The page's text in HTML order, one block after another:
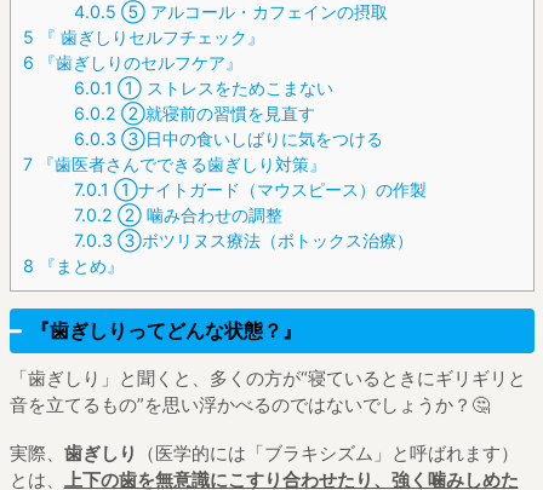
4.0.5 ⑤ アルコール・カフェインの摂取
5 『 歯ぎしりセルフチェック』
6 『歯ぎしりのセルフケア』
6.0.1 ① ストレスをためこまない
6.0.2 ②就寝前の習慣を見直す
6.0.3 ③日中の食いしばりに気をつける
7『歯医者さんでできる歯ぎしり対策』
7.0.1 ①ナイトガード（マウスピース）の作製
7.0.2 ② 噛み合わせの調整
7.0.3 ③ボツリヌス療法（ボトックス治療）
8 『まとめ』
『歯ぎしりってどんな状態？』
「歯ぎしり」と聞くと、多くの方が“寝ているときにギリギリと
音を立てるもの”を思い浮かべるのではないでしょうか？🤔
実際、 歯ぎしり
（医学的には「ブラキシズム」と呼ばれます）
とは、 上下の歯を無意識にこすり合わせたり、強く噛みしめた